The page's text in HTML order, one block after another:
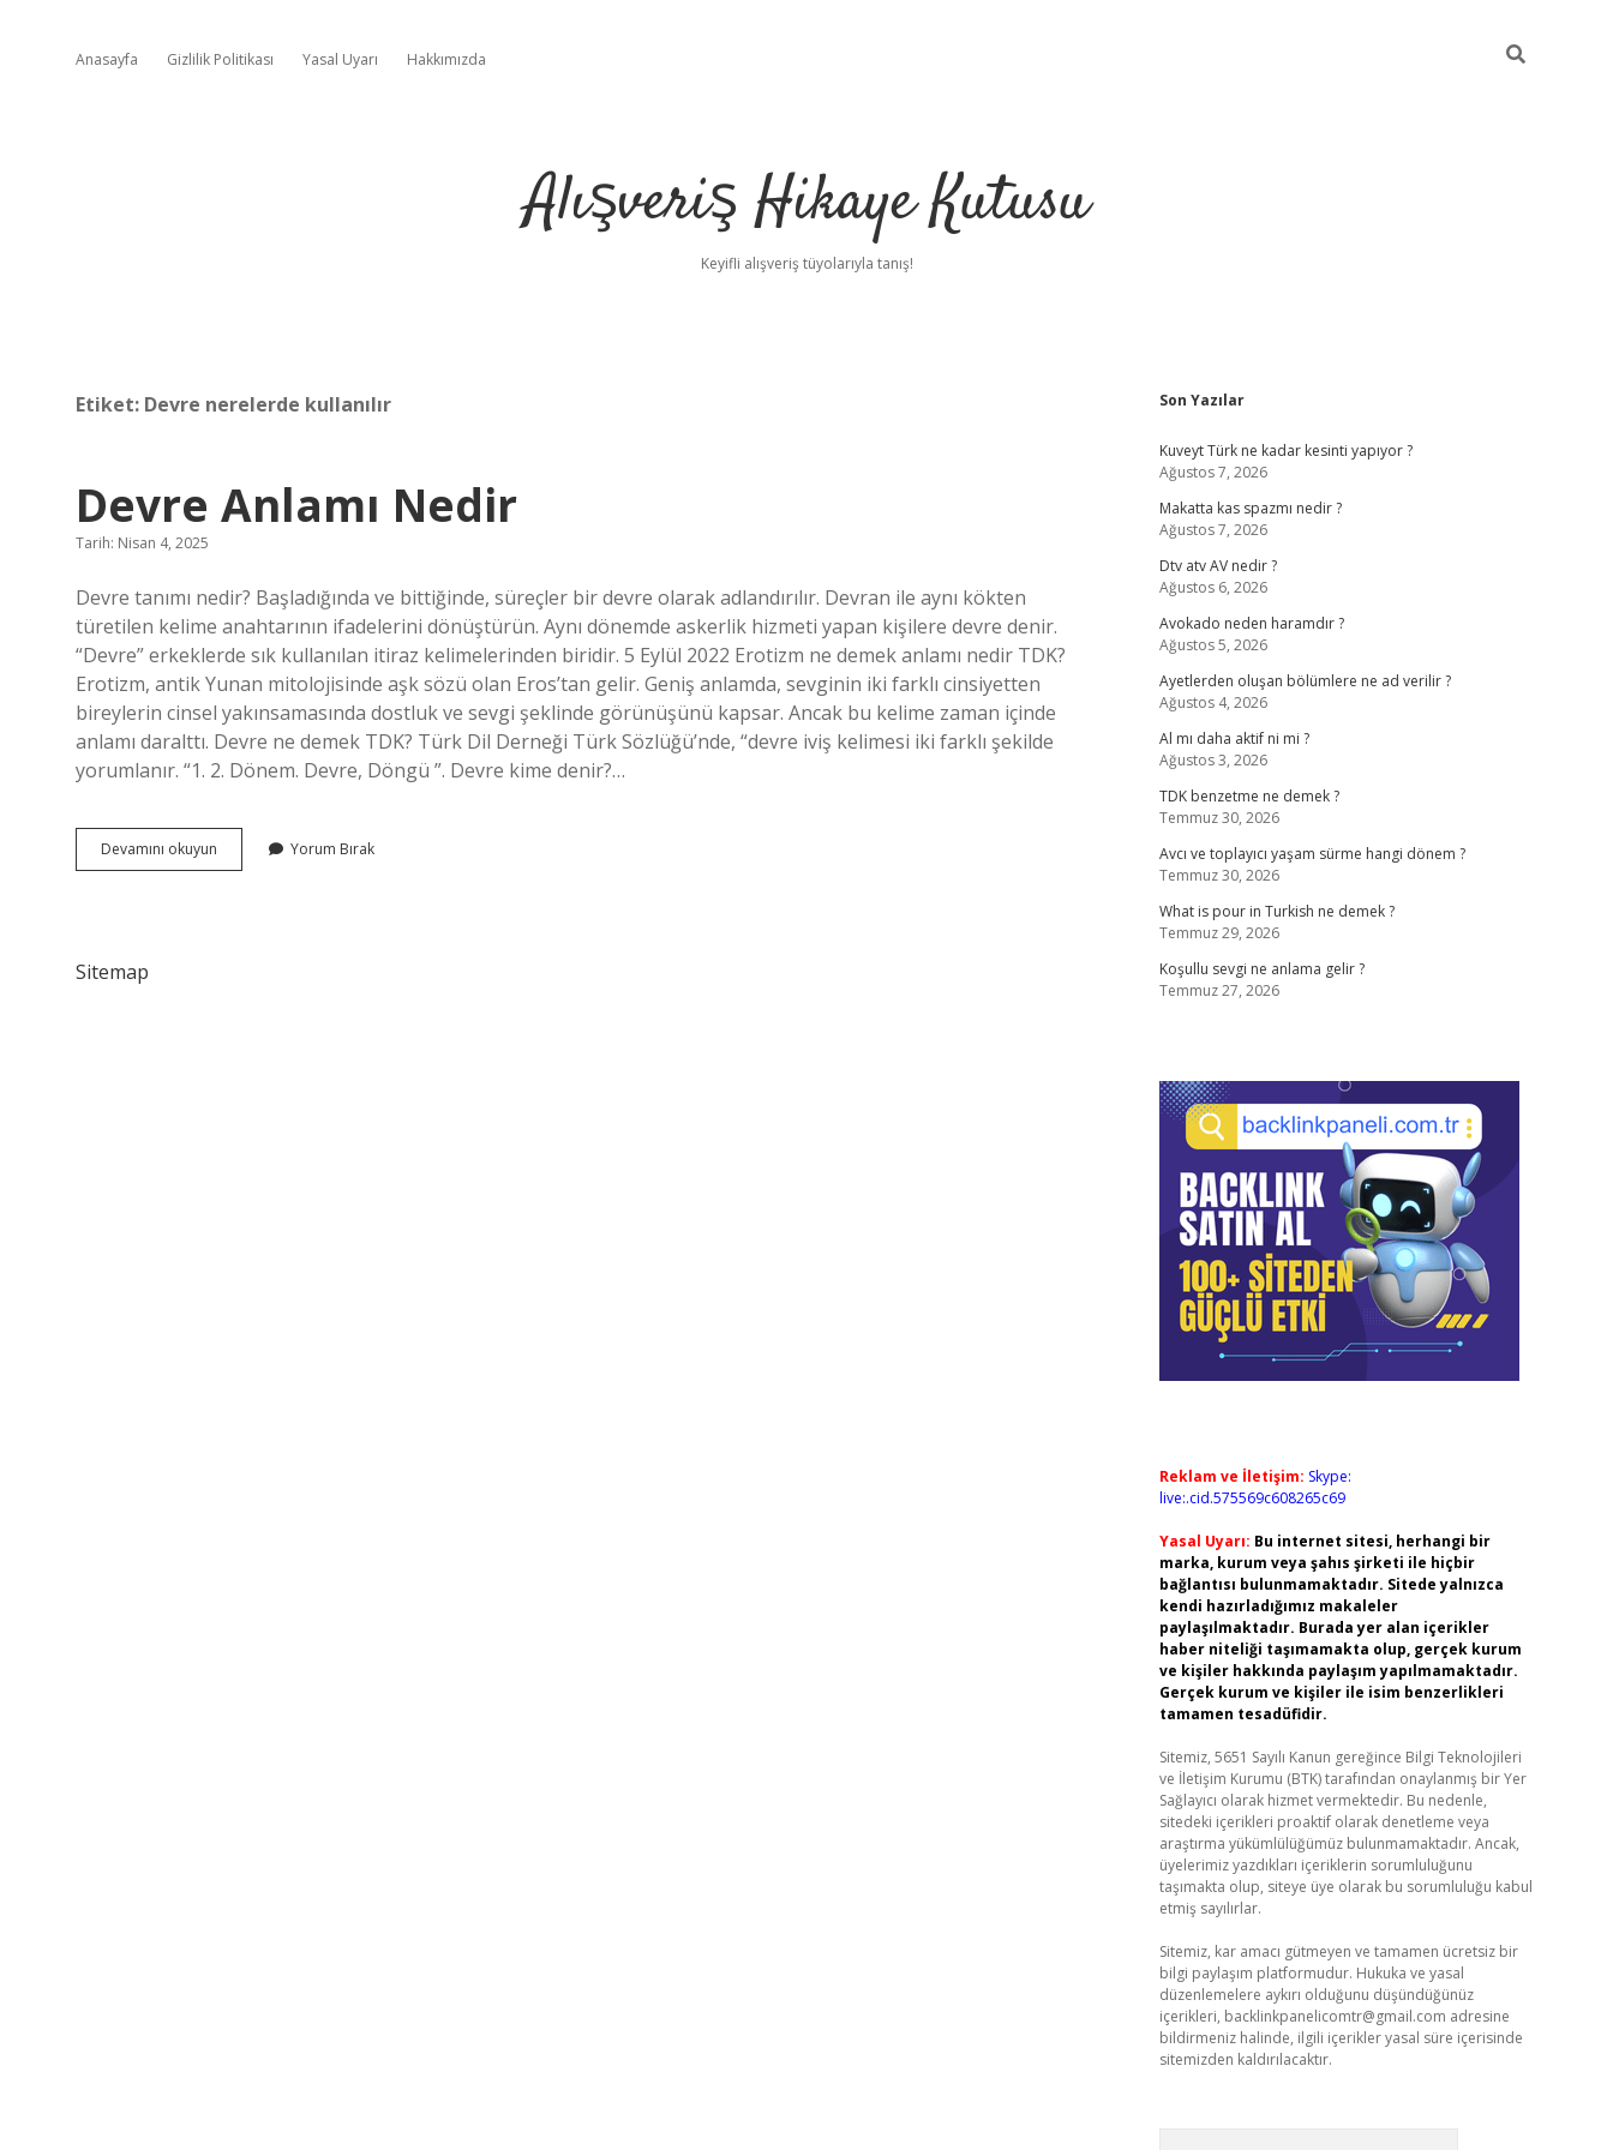
Anasayfa Gizlilik Politikası Yasal Uyarı Hakkımızda
Alışveriş Hikaye Kutusu
Keyifli alışveriş tüyolarıyla tanış!
Etiket: Devre nerelerde kullanılır
Devre Anlamı Nedir
Tarih: Nisan 4, 2025
Devre tanımı nedir? Başladığında ve bittiğinde, süreçler bir devre olarak adlandırılır. Devran ile aynı kökten
türetilen kelime anahtarının ifadelerini dönüştürün. Aynı dönemde askerlik hizmeti yapan kişilere devre denir.
“Devre” erkeklerde sık kullanılan itiraz kelimelerinden biridir. 5 Eylül 2022 Erotizm ne demek anlamı nedir TDK?
Erotizm, antik Yunan mitolojisinde aşk sözü olan Eros’tan gelir. Geniş anlamda, sevginin iki farklı cinsiyetten
bireylerin cinsel yakınsamasında dostluk ve sevgi şeklinde görünüşünü kapsar. Ancak bu kelime zaman içinde
anlamı daralttı. Devre ne demek TDK? Türk Dil Derneği Türk Sözlüğü’nde, “devre iviş kelimesi iki farklı şekilde
yorumlanır. “1. 2. Dönem. Devre, Döngü ”. Devre kime denir?…
Devamını okuyun
Anlamı
Yorum Bırak
Sitemap
Sidebar
Son Yazılar
Kuveyt Türk ne kadar kesinti yapıyor ?
Ağustos 7, 2026
Makatta kas spazmı nedir ?
Ağustos 7, 2026
Dtv atv AV nedir ?
Ağustos 6, 2026
Avokado neden haramdır ?
Ağustos 5, 2026
Ayetlerden oluşan bölümlere ne ad verilir ?
Ağustos 4, 2026
Al mı daha aktif ni mi ?
Ağustos 3, 2026
TDK benzetme ne demek ?
Temmuz 30, 2026
Avcı ve toplayıcı yaşam sürme hangi dönem ?
Temmuz 30, 2026
What is pour in Turkish ne demek ?
Temmuz 29, 2026
Koşullu sevgi ne anlama gelir ?
Temmuz 27, 2026
Reklam ve İletişim: Skype:
live:.cid.575569c608265c69
Yasal Uyarı: Bu internet sitesi, herhangi bir
marka, kurum veya şahıs şirketi ile hiçbir
bağlantısı bulunmamaktadır. Sitede yalnızca
kendi hazırladığımız makaleler
paylaşılmaktadır. Burada yer alan içerikler
haber niteliği taşımamakta olup, gerçek kurum
ve kişiler hakkında paylaşım yapılmamaktadır.
Gerçek kurum ve kişiler ile isim benzerlikleri
tamamen tesadüfidir.
Sitemiz, 5651 Sayılı Kanun gereğince Bilgi Teknolojileri
ve İletişim Kurumu (BTK) tarafından onaylanmış bir Yer
Sağlayıcı olarak hizmet vermektedir. Bu nedenle,
sitedeki içerikleri proaktif olarak denetleme veya
araştırma yükümlülüğümüz bulunmamaktadır. Ancak,
üyelerimiz yazdıkları içeriklerin sorumluluğunu
taşımakta olup, siteye üye olarak bu sorumluluğu kabul
etmiş sayılırlar.
Sitemiz, kar amacı gütmeyen ve tamamen ücretsiz bir
bilgi paylaşım platformudur. Hukuka ve yasal
düzenlemelere aykırı olduğunu düşündüğünüz
içerikleri, backlinkpanelicomtr@gmail.com adresine
bildirmeniz halinde, ilgili içerikler yasal süre içerisinde
sitemizden kaldırılacaktır.